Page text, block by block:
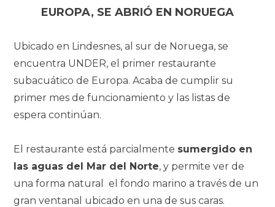
EUROPA, SE ABRIÓ EN NORUEGA
Ubicado en Lindesnes, al sur de Noruega, se
encuentra UNDER, el primer restaurante
subacuático de Europa. Acaba de cumplir su
primer mes de funcionamiento y las listas de
espera continúan.
El restaurante está parcialmente sumergido en
las aguas del Mar del Norte, y permite ver de
una forma natural el fondo marino a través de un
gran ventanal ubicado en una de sus caras.